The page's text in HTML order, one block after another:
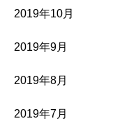
2019年10月
2019年9月
2019年8月
2019年7月